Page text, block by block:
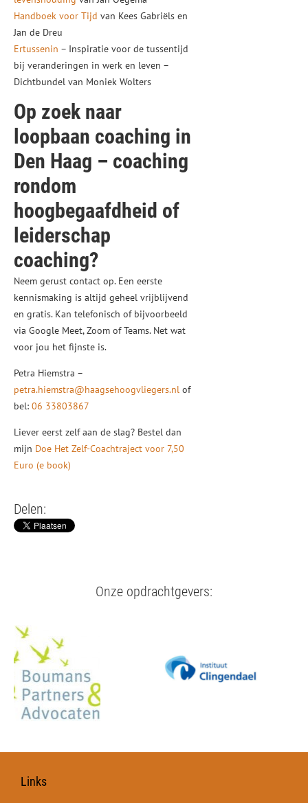
Handboek voor Tijd van Kees Gabriëls en
Jan de Dreu
Ertussenin – Inspiratie voor de tussentijd
bij veranderingen in werk en leven –
Dichtbundel van Moniek Wolters
Op zoek naar
loopbaan coaching in
Den Haag – coaching
rondom
hoogbegaafdheid of
leiderschap
coaching?
Neem gerust contact op. Een eerste
kennismaking is altijd geheel vrijblijvend
en gratis. Kan telefonisch of bijvoorbeeld
via Google Meet, Zoom of Teams. Net wat
voor jou het fijnste is.
Petra Hiemstra –
petra.hiemstra@haagsehoogvliegers.nl of
bel: 06 33803867
Liever eerst zelf aan de slag? Bestel dan
mijn Doe Het Zelf-Coachtraject voor 7,50
Euro (e book)
Delen:
Onze opdrachtgevers:
Links